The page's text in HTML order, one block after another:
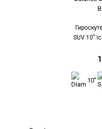
Гироскутер Граффити Белый Smart
SUV 10"
10"